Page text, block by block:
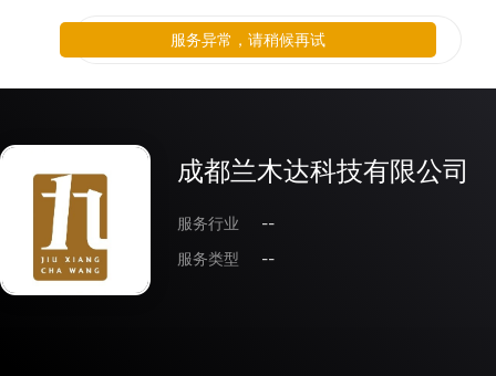
成都兰木达科技有限公司
服务行业
--
服务类型
--
服务异常，请稍候再试